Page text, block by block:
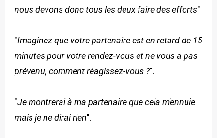
nous devons donc tous les deux faire des efforts".
"Imaginez que votre partenaire est en retard de 15
minutes pour votre rendez-vous et ne vous a pas
prévenu, comment réagissez-vous ?".
"Je montrerai à ma partenaire que cela m'ennuie
mais je ne dirai rien".